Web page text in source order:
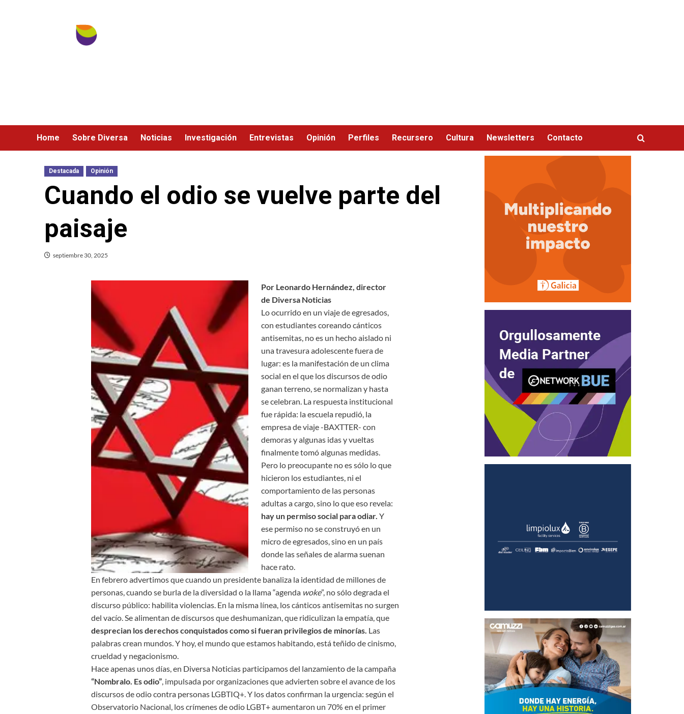
Home Sobre Diversa Noticias Investigación Entrevistas Opinión Perfiles Recursero Cultura Newsletters Contacto
Destacada Opinión
Cuando el odio se vuelve parte del
paisaje
septiembre 30, 2025
Por Leonardo Hernández, director
de Diversa Noticias
Lo ocurrido en un viaje de egresados,
con estudiantes coreando cánticos
antisemitas, no es un hecho aislado ni
una travesura adolescente fuera de
lugar: es la manifestación de un clima
social en el que los discursos de odio
ganan terreno, se normalizan y hasta
se celebran. La respuesta institucional
fue rápida: la escuela repudió, la
empresa de viaje -BAXTTER- con
demoras y algunas idas y vueltas
finalmente tomó algunas medidas.
Pero lo preocupante no es sólo lo que
hicieron los estudiantes, ni el
comportamiento de las personas
adultas a cargo, sino lo que eso revela:
hay un permiso social para odiar. Y
ese permiso no se construyó en un
micro de egresados, sino en un país
donde las señales de alarma suenan
hace rato.
En febrero advertimos que cuando un presidente banaliza la identidad de millones de
personas, cuando se burla de la diversidad o la llama “agenda woke”, no sólo degrada el
discurso público: habilita violencias. En la misma línea, los cánticos antisemitas no surgen
del vacío. Se alimentan de discursos que deshumanizan, que ridiculizan la empatía, que
desprecian los derechos conquistados como si fueran privilegios de minorías. Las
palabras crean mundos. Y hoy, el mundo que estamos habitando, está teñido de cinismo,
crueldad y negacionismo.
Hace apenas unos días, en Diversa Noticias participamos del lanzamiento de la campaña
“Nombralo. Es odio”, impulsada por organizaciones que advierten sobre el avance de los
discursos de odio contra personas LGBTIQ+. Y los datos confirman la urgencia: según el
Observatorio Nacional, los crímenes de odio LGBT+ aumentaron un 70% en el primer